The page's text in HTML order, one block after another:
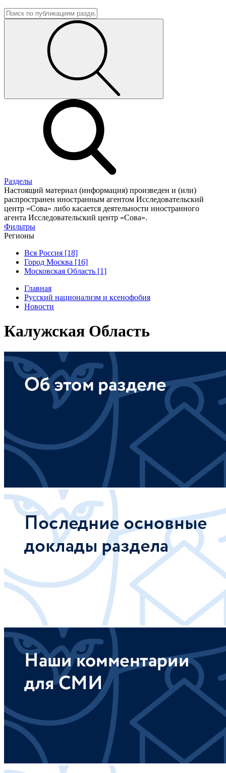
Разделы
Настоящий материал (информация) произведен и (или)
распространен иностранным агентом Исследовательский
центр «Сова» либо касается деятельности иностранного
агента Исследовательский центр «Сова».
Фильтры
Регионы
Вся Россия [18]
Город Москва [16]
Московская Область [1]
Главная
Русский национализм и ксенофобия
Новости
Калужская Область